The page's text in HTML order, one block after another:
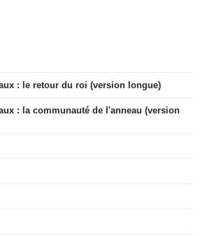
: le retour du roi (version longue)
: la communauté de l'anneau (version